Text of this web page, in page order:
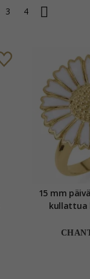
3 4
15 mm
kullattua